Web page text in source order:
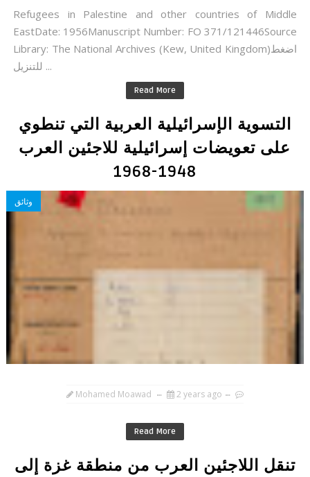
Refugees in Palestine and other countries of Middle
EastDate: 1956Manuscript Number: FO 371/121446Source
Library: The National Archives (Kew, United Kingdom)اضغط
للتنزيل ...
Read More
التسوية الإسرائيلية العربية التي تنطوي
على تعويضات إسرائيلية للاجئين العرب
1948-1968
وثائق
Mohamed Moawad 2 years ago
Read More
تنقل اللاجئين العرب من منطقة غزة إلى